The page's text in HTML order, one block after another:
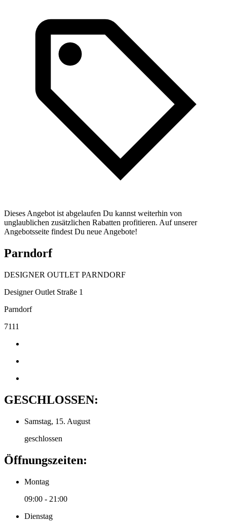
Dieses Angebot ist abgelaufen Du kannst weiterhin von
unglaublichen zusätzlichen Rabatten profitieren. Auf unserer
Angebotsseite findest Du neue Angebote!
Parndorf
DESIGNER OUTLET PARNDORF
Designer Outlet Straße 1
Parndorf
7111
GESCHLOSSEN:
Samstag, 15. August
geschlossen
Öffnungszeiten:
Montag
09:00 - 21:00
Dienstag